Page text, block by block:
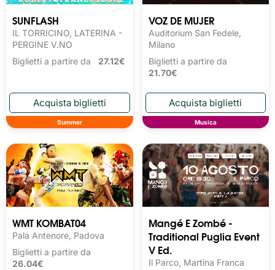
SUNFLASH
IL TORRICINO, LATERINA -
PERGINE V.NO
Biglietti a partire da 27.12€
Summer
VOZ DE MUJER
Auditorium San Fedele,
Milano
Biglietti a partire da
21.70€
Musica
WMT KOMBAT04
Pala Antenore, Padova
Biglietti a partire da
26.04€
Mangé E Zombé -
Traditional Puglia Event
V Ed.
Il Parco, Martina Franca